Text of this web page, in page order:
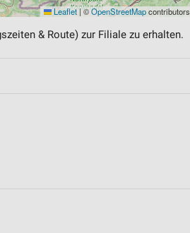
Leaflet |©OpenStreetMapcontributors
& Route) zur Filiale zu erhalten.